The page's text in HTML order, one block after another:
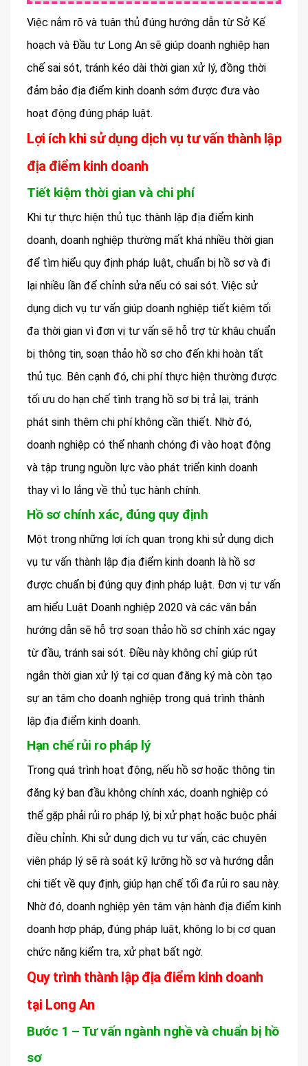
Việc nắm rõ và tuân thủ đúng hướng dẫn từ Sở Kế
hoạch và Đầu tư Long An sẽ giúp doanh nghiệp hạn
chế sai sót, tránh kéo dài thời gian xử lý, đồng thời
đảm bảo địa điểm kinh doanh sớm được đưa vào
hoạt động đúng pháp luật.
Lợi ích khi sử dụng dịch vụ tư vấn thành lập
địa điểm kinh doanh
Tiết kiệm thời gian và chi phí
Khi tự thực hiện thủ tục thành lập địa điểm kinh
doanh, doanh nghiệp thường mất khá nhiều thời gian
để tìm hiểu quy định pháp luật, chuẩn bị hồ sơ và đi
lại nhiều lần để chỉnh sửa nếu có sai sót. Việc sử
dụng dịch vụ tư vấn giúp doanh nghiệp tiết kiệm tối
đa thời gian vì đơn vị tư vấn sẽ hỗ trợ từ khâu chuẩn
bị thông tin, soạn thảo hồ sơ cho đến khi hoàn tất
thủ tục. Bên cạnh đó, chi phí thực hiện thường được
tối ưu do hạn chế tình trạng hồ sơ bị trả lại, tránh
phát sinh thêm chi phí không cần thiết. Nhờ đó,
doanh nghiệp có thể nhanh chóng đi vào hoạt động
và tập trung nguồn lực vào phát triển kinh doanh
thay vì lo lắng về thủ tục hành chính.
Hồ sơ chính xác, đúng quy định
Một trong những lợi ích quan trọng khi sử dụng dịch
vụ tư vấn thành lập địa điểm kinh doanh là hồ sơ
được chuẩn bị đúng quy định pháp luật. Đơn vị tư vấn
am hiểu Luật Doanh nghiệp 2020 và các văn bản
hướng dẫn sẽ hỗ trợ soạn thảo hồ sơ chính xác ngay
từ đầu, tránh sai sót. Điều này không chỉ giúp rút
ngắn thời gian xử lý tại cơ quan đăng ký mà còn tạo
sự an tâm cho doanh nghiệp trong quá trình thành
lập địa điểm kinh doanh.
Hạn chế rủi ro pháp lý
Trong quá trình hoạt động, nếu hồ sơ hoặc thông tin
đăng ký ban đầu không chính xác, doanh nghiệp có
thể gặp phải rủi ro pháp lý, bị xử phạt hoặc buộc phải
điều chỉnh. Khi sử dụng dịch vụ tư vấn, các chuyên
viên pháp lý sẽ rà soát kỹ lưỡng hồ sơ và hướng dẫn
chi tiết về quy định, giúp hạn chế tối đa rủi ro sau này.
Nhờ đó, doanh nghiệp yên tâm vận hành địa điểm kinh
doanh hợp pháp, đúng pháp luật, không lo bị cơ quan
chức năng kiểm tra, xử phạt bất ngờ.
Quy trình thành lập địa điểm kinh doanh
tại Long An
Bước 1 – Tư vấn ngành nghề và chuẩn bị hồ
sơ